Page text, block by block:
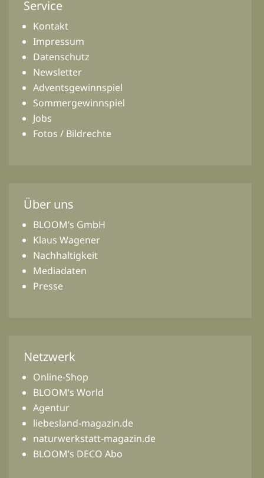
Service
Kontakt
Impressum
Datenschutz
Newsletter
Adventsgewinnspiel
Sommergewinnspiel
Jobs
Fotos / Bildrechte
Über uns
BLOOM’s GmbH
Klaus Wagener
Nachhaltigkeit
Mediadaten
Presse
Netzwerk
Online-Shop
BLOOM’s World
Agentur
liebesland-magazin.de
naturwerkstatt-magazin.de
BLOOM’s DECO Abo